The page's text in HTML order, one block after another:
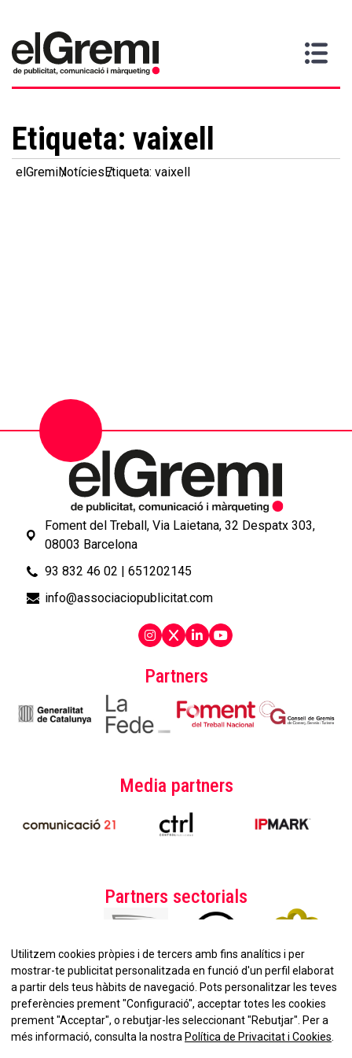
Inici
Gremi
>
Serveis
Contacta
Etiqueta: vaixell
elGremiNotíciesEtiqueta: vaixell
Partners
Media partners
Partners sectorials
Foment del Treball, Via Laietana, 32 Despatx 303,
08003 Barcelona
93 832 46 02 | 651202145
info@associaciopublicitat.com
No et perdis la nostra
Utilitzem cookies pròpies i de tercers amb fins analítics i per
mostrar-te publicitat personalitzada en funció d'un perfil elaborat
a partir dels teus hàbits de navegació. Pots personalitzar les teves
preferències prement "Configuració", acceptar totes les cookies
prement "Acceptar", o rebutjar-les seleccionant "Rebutjar". Per a
més informació, consulta la nostra Política de Privacitat i Cookies